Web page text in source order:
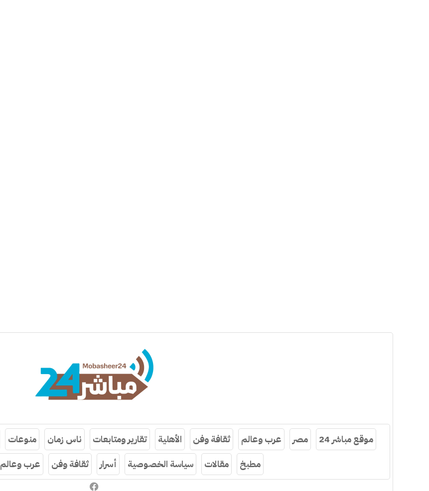
موقع مباشر 24 مصر عرب وعالم ثقافة وفن الأهلية تقارير ومتابعات ناس زمان منوعات
مطبخ
مقالات سياسة الخصوصية أسرار ثقافة وفن عرب وعالم
فيسبوك